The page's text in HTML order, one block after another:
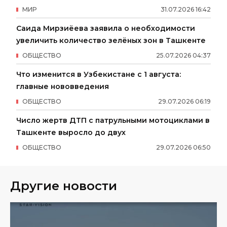
31.07.2026 16:42
МИР
Саида Мирзиёева заявила о необходимости
увеличить количество зелёных зон в Ташкенте
25.07.2026 04:37
ОБЩЕСТВО
Что изменится в Узбекистане с 1 августа:
главные нововведения
29.07.2026 06:19
ОБЩЕСТВО
Число жертв ДТП с патрульными мотоциклами в
Ташкенте выросло до двух
29.07.2026 06:50
ОБЩЕСТВО
Другие новости